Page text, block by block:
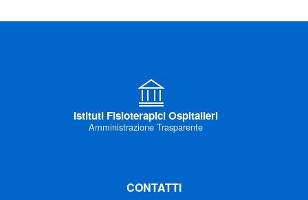
Istituti Fisioterapici Ospitalieri
Amministrazione Trasparente
CONTATTI